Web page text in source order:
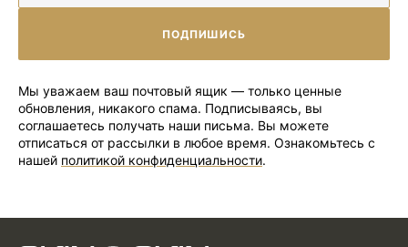
ПОДПИШИСЬ
ПОДПИШИСЬ
Мы уважаем ваш почтовый ящик — только ценные
обновления, никакого спама. Подписываясь, вы
соглашаетесь получать наши письма. Вы можете
отписаться от рассылки в любое время. Ознакомьтесь с
нашей политикой конфиденциальности.